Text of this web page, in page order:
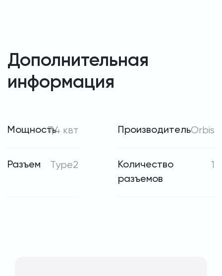
Дополнительная
информация
Мощность7,4 квт ПроизводительOrbis
Разъем Type2
Количество
разъемов
1